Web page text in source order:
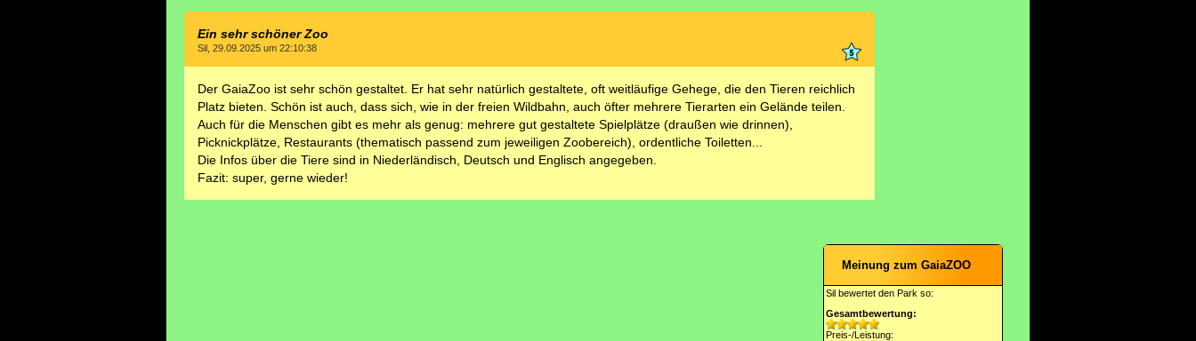
Ein sehr schöner Zoo
Sil, 29.09.2025 um 22:10:38
Der GaiaZoo ist sehr schön gestaltet. Er hat sehr natürlich gestaltete, oft weitläufige Gehege, die den Tieren reichlich
Platz bieten. Schön ist auch, dass sich, wie in der freien Wildbahn, auch öfter mehrere Tierarten ein Gelände teilen.
Auch für die Menschen gibt es mehr als genug: mehrere gut gestaltete Spielplätze (draußen wie drinnen),
Picknickplätze, Restaurants (thematisch passend zum jeweiligen Zoobereich), ordentliche Toiletten...
Die Infos über die Tiere sind in Niederländisch, Deutsch und Englisch angegeben.
Fazit: super, gerne wieder!
Meinung zum GaiaZOO
Sil bewertet den Park so:
Gesamtbewertung:
Preis-/Leistung: